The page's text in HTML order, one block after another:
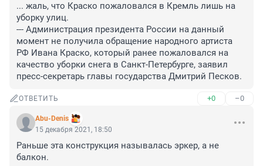
... жаль, что Краско пожаловался в Кремль лишь на
уборку улиц.
--- Администрация президента России на данный
момент не получила обращение народного артиста
РФ Ивана Краско, который ранее пожаловался на
качество уборки снега в Санкт-Петербурге, заявил
пресс-секретарь главы государства Дмитрий Песков.
ОТВЕТИТЬ +0 –0
Abu-Denis
15 декабря 2021, 18:50
Раньше эта конструкция называлась эркер, а не
балкон.